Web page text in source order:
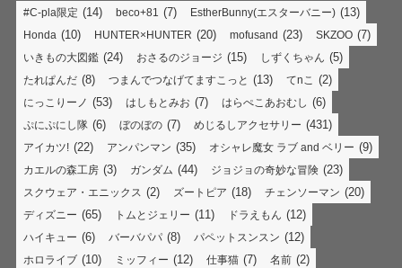
#C-pla限定 (14) beco+81 (7) EstherBunny(エスターバニー) (13)
Honda (10) HUNTER×HUNTER (20) mofusand (23) SKZOO (7)
いきもの大図鑑 (24) おさるのジョージ (15) しずくちゃん (5)
たれぱんだ (8) つまんでつなげてますこっと (13) てnこ (2)
にっこりーノ (53) はしもとみお (7) はらぺこあおむし (6)
ぷにぷにし隊 (6) ぼのぼの (7) めじるしアクセサリー (431)
アイカツ! (22) アンパンマン (35) オシャレ魔女 ラブ and ベリー (9)
カエルの森工房 (3) ガンダム (44) ジョジョの奇妙な冒険 (23)
スクウェア・エニックス (2) ズートピア (18) チェンソーマン (20)
ディズニー (65) トムとジェリー (11) ドラえもん (12)
ハイキュー (6) バーバパパ (8) パペットスンスン (12)
ホロライブ (10) ミッフィー (12) 仕事猫 (7) 名前 (2)